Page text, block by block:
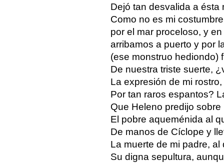
Dejó tan desvalida a ésta
Como no es mi
por el mar proceloso, y
arribamos a puerto y por
(ese monstruo hediondo)
De nuestra triste suerte,
La expresión de mi
Por tan raros espantos?
Que Heleno predijo
El pobre aqueménida al
De manos de Cíclope y
La muerte de mi padre,
Su digna sepultura,